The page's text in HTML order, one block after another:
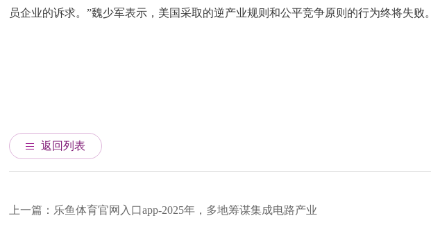
员企业的诉求。”魏少军表示，美国采取的逆产业规则和公平竞争原则的行为终将失败。
返回列表
上一篇：乐鱼体育官网入口app-2025年，多地筹谋集成电路产业